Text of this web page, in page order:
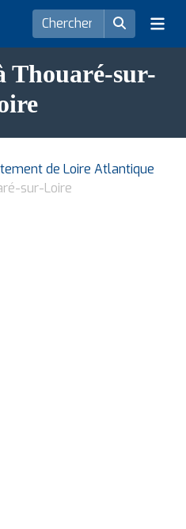
Thouaré-sur-
de Loire Atlantique
sur-Loire